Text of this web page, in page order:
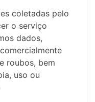
coletadas pelo
o serviço
dados,
roubos, bem
uso ou